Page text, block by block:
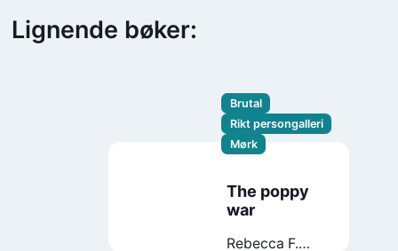
Lignende bøker:
Brutal
Rikt persongalleri
Mørk
The poppy
war
Rebecca F.